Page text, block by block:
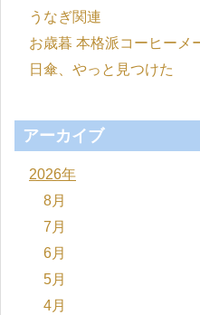
うなぎ関連
お歳暮 本格派コーヒーメ
日傘、やっと見つけた
アーカイブ
2026年
8月
7月
6月
5月
4月